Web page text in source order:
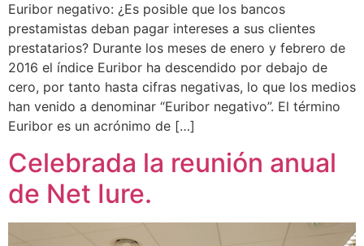
Euribor negativo: ¿Es posible que los bancos
prestamistas deban pagar intereses a sus clientes
prestatarios? Durante los meses de enero y febrero de
2016 el índice Euribor ha descendido por debajo de
cero, por tanto hasta cifras negativas, lo que los medios
han venido a denominar “Euribor negativo”. El término
Euribor es un acrónimo de […]
Celebrada la reunión anual
de Net Iure.